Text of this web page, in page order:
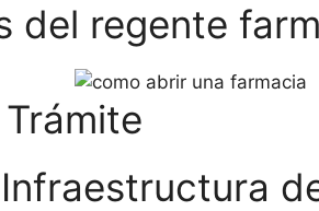
del regente